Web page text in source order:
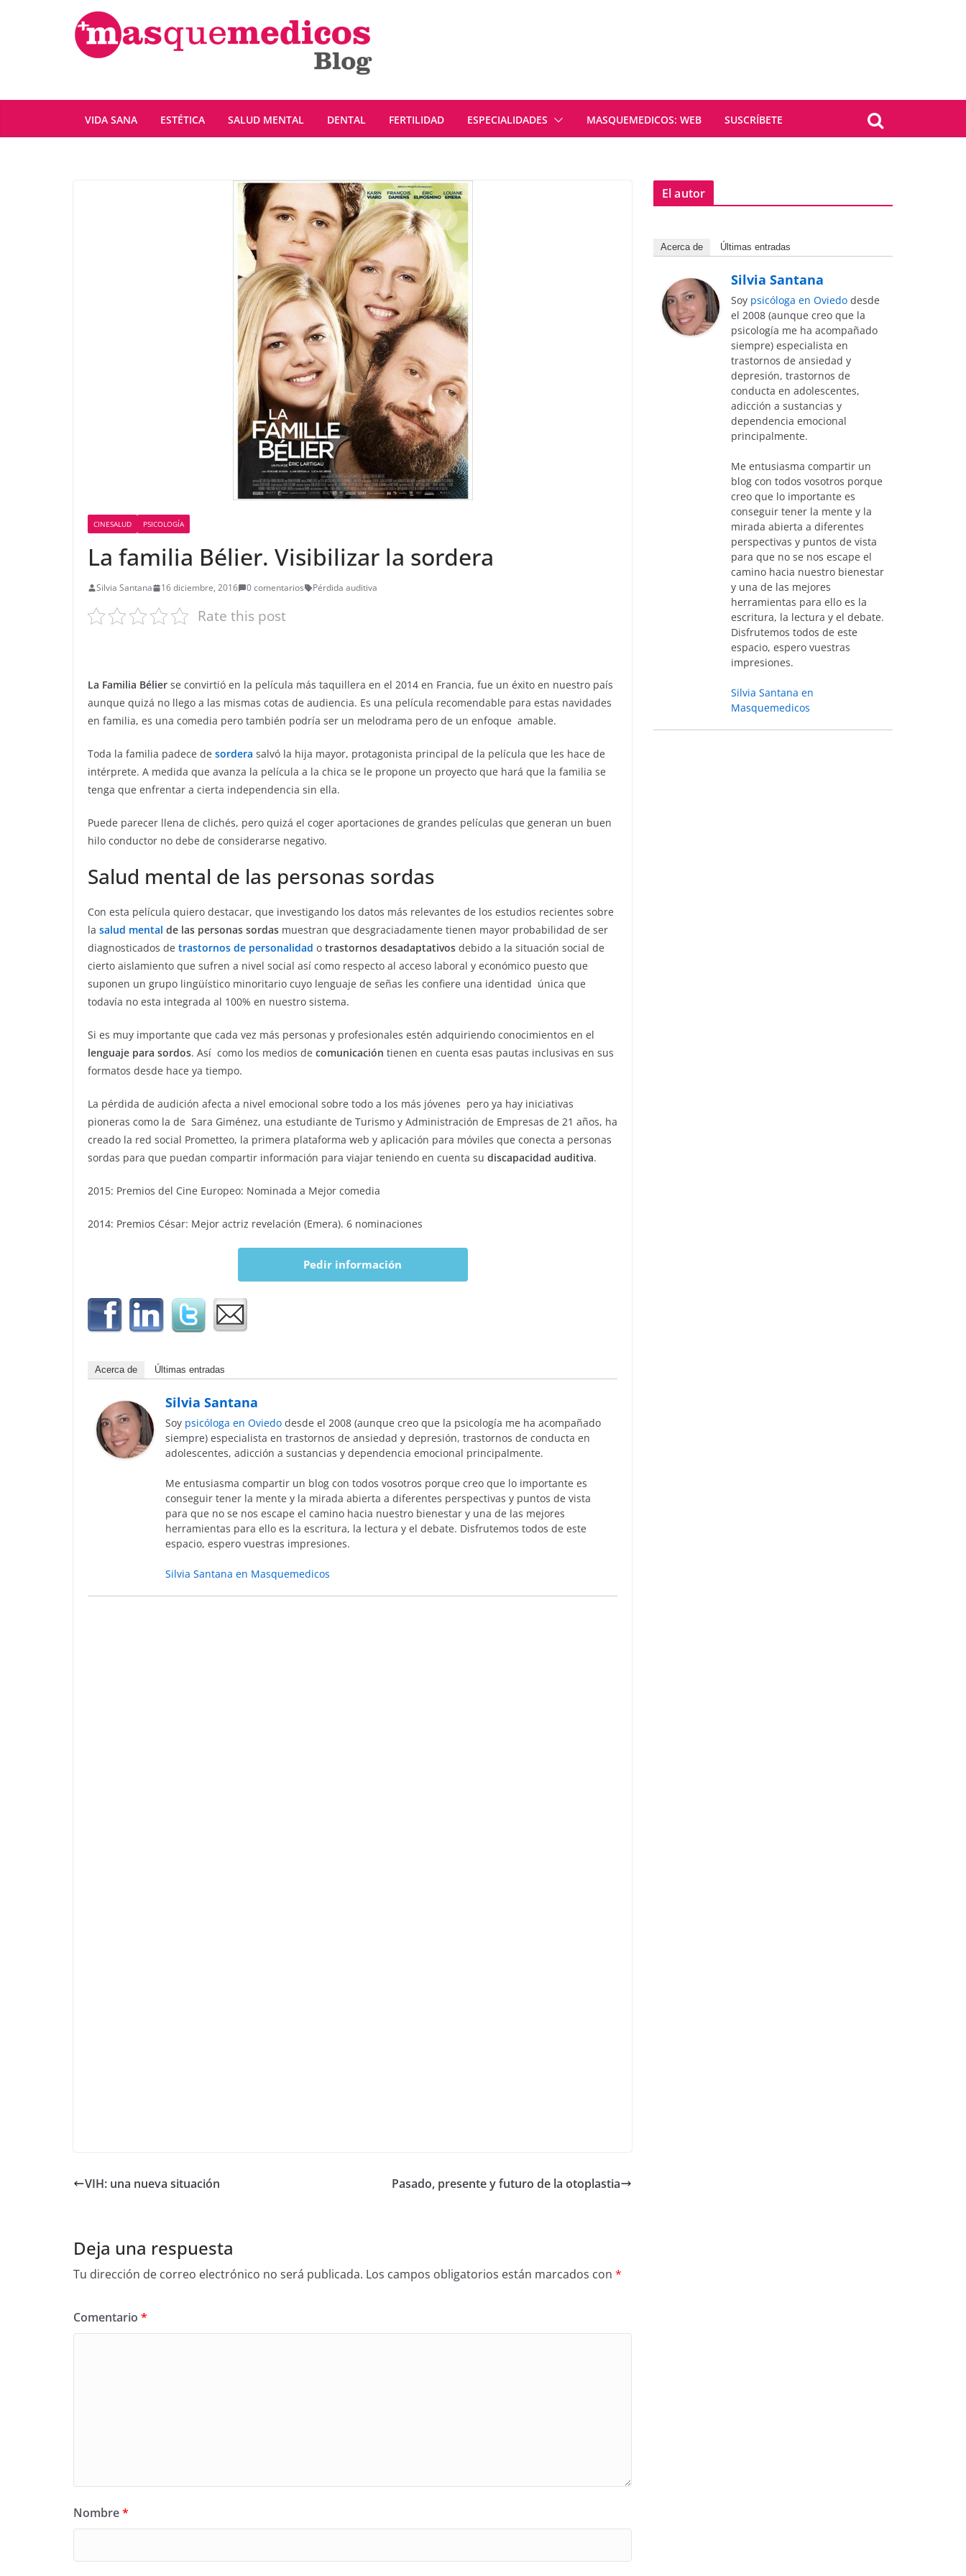
VIDA SANA ESTÉTICA SALUD MENTAL DENTAL FERTILIDAD ESPECIALIDADES MASQUEMEDICOS: WEB SUSCRÍBETE
CINESALUD PSICOLOGÍA
La familia Bélier. Visibilizar la sordera
Silvia Santana 16 diciembre, 2016 0 comentarios Pérdida auditiva
Rate this post
La Familia Bélier se convirtió en la película más taquillera en el 2014 en Francia, fue un éxito en nuestro país
aunque quizá no llego a las mismas cotas de audiencia. Es una película recomendable para estas navidades
en familia, es una comedia pero también podría ser un melodrama pero de un enfoque amable.
Toda la familia padece de sordera salvó la hija mayor, protagonista principal de la película que les hace de
intérprete. A medida que avanza la película a la chica se le propone un proyecto que hará que la familia se
tenga que enfrentar a cierta independencia sin ella.
Puede parecer llena de clichés, pero quizá el coger aportaciones de grandes películas que generan un buen
hilo conductor no debe de considerarse negativo.
Salud mental de las personas sordas
Con esta película quiero destacar, que investigando los datos más relevantes de los estudios recientes sobre
la salud mental de las personas sordas muestran que desgraciadamente tienen mayor probabilidad de ser
diagnosticados de trastornos de personalidad o trastornos desadaptativos debido a la situación social de
cierto aislamiento que sufren a nivel social así como respecto al acceso laboral y económico puesto que
suponen un grupo lingüístico minoritario cuyo lenguaje de señas les confiere una identidad única que
todavía no esta integrada al 100% en nuestro sistema.
Si es muy importante que cada vez más personas y profesionales estén adquiriendo conocimientos en el
lenguaje para sordos. Así como los medios de comunicación tienen en cuenta esas pautas inclusivas en sus
formatos desde hace ya tiempo.
La pérdida de audición afecta a nivel emocional sobre todo a los más jóvenes pero ya hay iniciativas
pioneras como la de Sara Giménez, una estudiante de Turismo y Administración de Empresas de 21 años, ha
creado la red social Prometteo, la primera plataforma web y aplicación para móviles que conecta a personas
sordas para que puedan compartir información para viajar teniendo en cuenta su discapacidad auditiva.
2015: Premios del Cine Europeo: Nominada a Mejor comedia
2014: Premios César: Mejor actriz revelación (Emera). 6 nominaciones
Pedir información
Acerca de Últimas entradas
Silvia Santana
Soy psicóloga en Oviedo desde el 2008 (aunque creo que la psicología me ha acompañado
siempre) especialista en trastornos de ansiedad y depresión, trastornos de conducta en
adolescentes, adicción a sustancias y dependencia emocional principalmente.
Me entusiasma compartir un blog con todos vosotros porque creo que lo importante es
conseguir tener la mente y la mirada abierta a diferentes perspectivas y puntos de vista
para que no se nos escape el camino hacia nuestro bienestar y una de las mejores
herramientas para ello es la escritura, la lectura y el debate. Disfrutemos todos de este
espacio, espero vuestras impresiones.
Silvia Santana en Masquemedicos
VIH: una nueva situación Pasado, presente y futuro de la otoplastia
Deja una respuesta
Tu dirección de correo electrónico no será publicada. Los campos obligatorios están marcados con *
Comentario *
Nombre*
El autor
Acerca de Últimas entradas
Silvia Santana
Soy psicóloga en Oviedo desde
el 2008 (aunque creo que la
psicología me ha acompañado
siempre) especialista en
trastornos de ansiedad y
depresión, trastornos de
conducta en adolescentes,
adicción a sustancias y
dependencia emocional
principalmente.
Me entusiasma compartir un
blog con todos vosotros porque
creo que lo importante es
conseguir tener la mente y la
mirada abierta a diferentes
perspectivas y puntos de vista
para que no se nos escape el
camino hacia nuestro bienestar
y una de las mejores
herramientas para ello es la
escritura, la lectura y el debate.
Disfrutemos todos de este
espacio, espero vuestras
impresiones.
Silvia Santana en
Masquemedicos